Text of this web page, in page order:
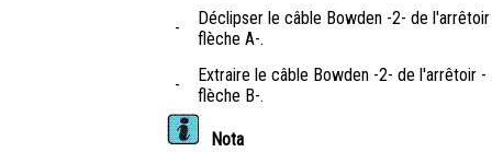
-
Déclipser le câble Bowden -2- de
flèche A-.
-
Extraire le câble Bowden -2- de l'arrêtoir -
flèche B-.
Nota